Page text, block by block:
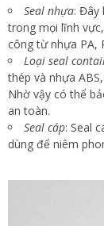
Seal nhựa: Đây
trong mọi lĩnh
công từ nhựa PA,
Loại seal
thép và nhựa
Nhờ vậy có thể
an toàn.
Seal cáp: Seal
dùng để niêm